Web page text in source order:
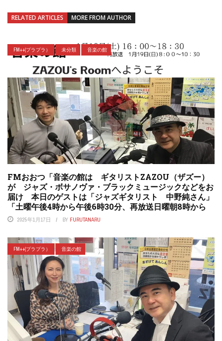
RELATED ARTICLES MORE FROM AUTHOR
FM++(プラプラ） 未分類 音楽の館
FMおおつ「音楽の館は ギタリストZAZOU（ザズー）
が ジャズ・ボサノヴァ・ブラックミュージックなどをお
届け 本日のゲストは「ジャズギタリスト 中野純さん」
「土曜午後4時から午後6時30分、再放送日曜朝8時から
2025年1月17日 BY FURUTANARU
FM++(プラプラ） 音楽の館